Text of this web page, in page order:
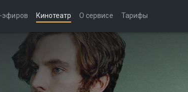
эфиров Кинотеатр О сервисе Тарифы